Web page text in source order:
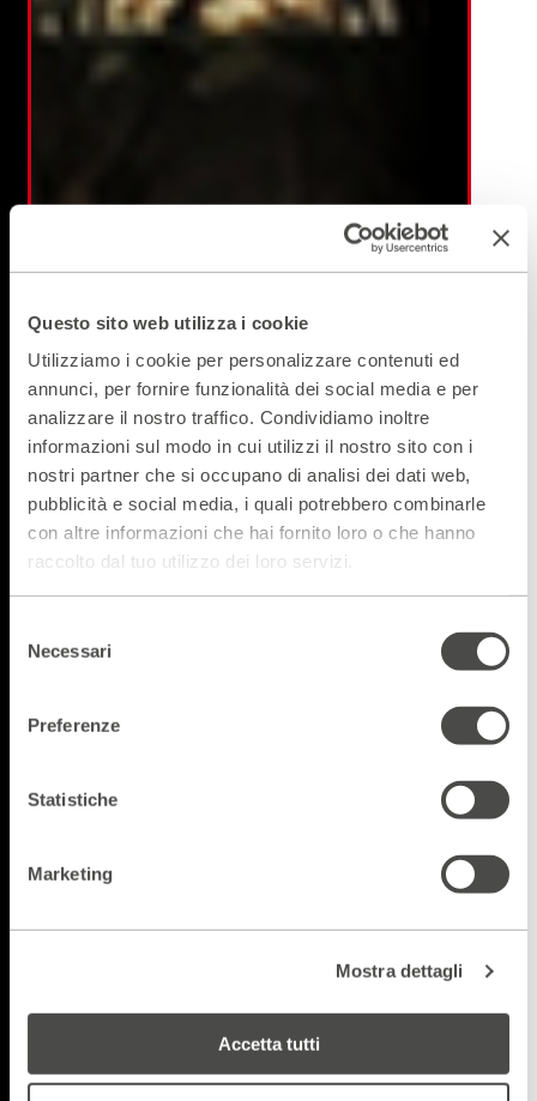
Questo sito web utilizza i cookie
Utilizziamo i cookie per personalizzare contenuti ed
annunci, per fornire funzionalità dei social media e per
analizzare il nostro traffico. Condividiamo inoltre
informazioni sul modo in cui utilizzi il nostro sito con i
nostri partner che si occupano di analisi dei dati web,
pubblicità e social media, i quali potrebbero combinarle
con altre informazioni che hai fornito loro o che hanno
raccolto dal tuo utilizzo dei loro servizi.
delNecessari
Preferenze
Statistiche
Marketing
Mostra dettagli
Accetta tutti